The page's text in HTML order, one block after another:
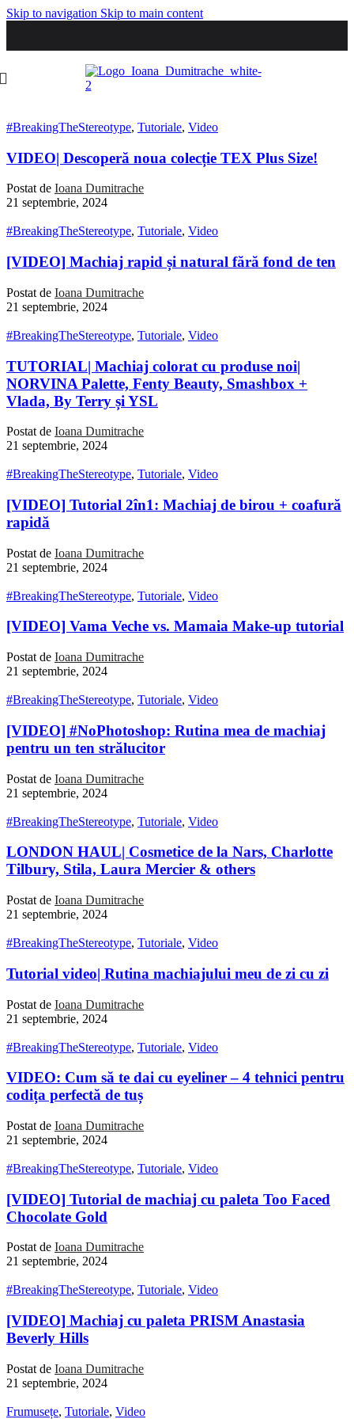
Skip to navigation Skip to main content
#BreakingTheStereotype, Tutoriale, Video
VIDEO| Descoperă noua colecție TEX Plus Size!
Postat de Ioana Dumitrache
21 septembrie, 2024
#BreakingTheStereotype, Tutoriale, Video
[VIDEO] Machiaj rapid și natural fără fond de ten
Postat de Ioana Dumitrache
21 septembrie, 2024
#BreakingTheStereotype, Tutoriale, Video
TUTORIAL| Machiaj colorat cu produse noi|
NORVINA Palette, Fenty Beauty, Smashbox +
Vlada, By Terry și YSL
Postat de Ioana Dumitrache
21 septembrie, 2024
#BreakingTheStereotype, Tutoriale, Video
[VIDEO] Tutorial 2în1: Machiaj de birou + coafură
rapidă
Postat de Ioana Dumitrache
21 septembrie, 2024
#BreakingTheStereotype, Tutoriale, Video
[VIDEO] Vama Veche vs. Mamaia Make-up tutorial
Postat de Ioana Dumitrache
21 septembrie, 2024
#BreakingTheStereotype, Tutoriale, Video
[VIDEO] #NoPhotoshop: Rutina mea de machiaj
pentru un ten strălucitor
Postat de Ioana Dumitrache
21 septembrie, 2024
#BreakingTheStereotype, Tutoriale, Video
LONDON HAUL| Cosmetice de la Nars, Charlotte
Tilbury, Stila, Laura Mercier & others
Postat de Ioana Dumitrache
21 septembrie, 2024
#BreakingTheStereotype, Tutoriale, Video
Tutorial video| Rutina machiajului meu de zi cu zi
Postat de Ioana Dumitrache
21 septembrie, 2024
#BreakingTheStereotype, Tutoriale, Video
VIDEO: Cum să te dai cu eyeliner – 4 tehnici pentru
codița perfectă de tuș
Postat de Ioana Dumitrache
21 septembrie, 2024
#BreakingTheStereotype, Tutoriale, Video
[VIDEO] Tutorial de machiaj cu paleta Too Faced
Chocolate Gold
Postat de Ioana Dumitrache
21 septembrie, 2024
#BreakingTheStereotype, Tutoriale, Video
[VIDEO] Machiaj cu paleta PRISM Anastasia
Beverly Hills
Postat de Ioana Dumitrache
21 septembrie, 2024
Frumusețe, Tutoriale, Video